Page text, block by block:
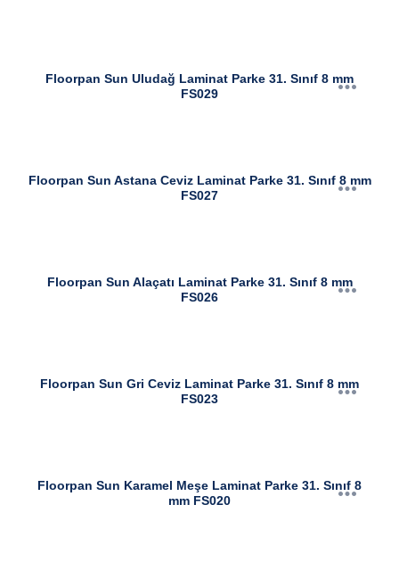
Floorpan Sun Uludağ Laminat Parke 31. Sınıf 8 mm
FS029
Floorpan Sun Astana Ceviz Laminat Parke 31. Sınıf 8 mm
FS027
Floorpan Sun Alaçatı Laminat Parke 31. Sınıf 8 mm
FS026
Floorpan Sun Gri Ceviz Laminat Parke 31. Sınıf 8 mm
FS023
Floorpan Sun Karamel Meşe Laminat Parke 31. Sınıf 8
mm FS020